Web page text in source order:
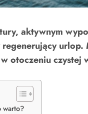
aktywnym
otoczeniu czystej
warto?